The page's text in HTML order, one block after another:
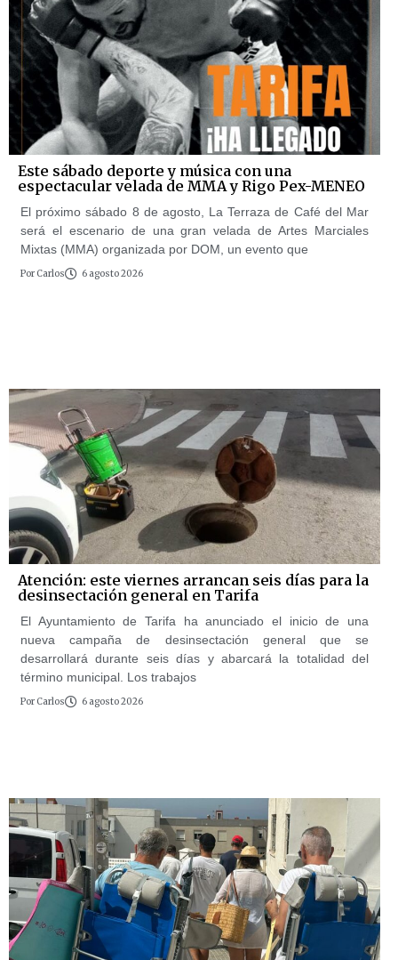
Este sábado deporte y música con una
espectacular velada de MMA y Rigo Pex-MENEO
El próximo sábado 8 de agosto, La Terraza de Café del Mar
será el escenario de una gran velada de Artes Marciales
Mixtas (MMA) organizada por DOM, un evento que
Por Carlos 6 agosto 2026
Atención: este viernes arrancan seis días para la
desinsectación general en Tarifa
El Ayuntamiento de Tarifa ha anunciado el inicio de una
nueva campaña de desinsectación general que se
desarrollará durante seis días y abarcará la totalidad del
término municipal. Los trabajos
Por Carlos 6 agosto 2026